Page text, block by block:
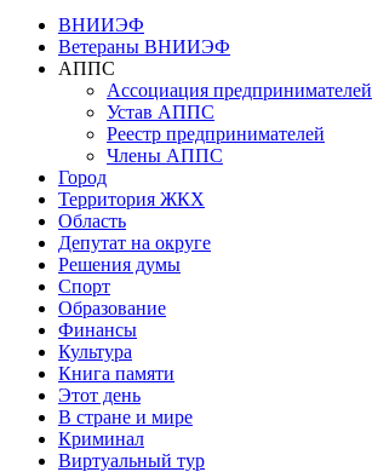
ВНИИЭФ
Ветераны ВНИИЭФ
АППС
Ассоциация предпринимателей
Устав АППС
Реестр предпринимателей
Члены АППС
Город
Территория ЖКХ
Область
Депутат на округе
Решения думы
Спорт
Образование
Финансы
Культура
Книга памяти
Этот день
В стране и мире
Криминал
Виртуальный тур